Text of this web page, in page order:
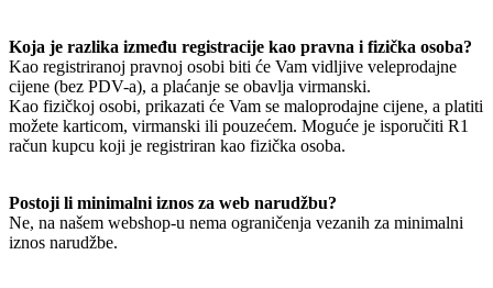
Koja je razlika između registracije kao pravna i fizička osoba?
Kao registriranoj pravnoj osobi biti će Vam vidljive veleprodajne
cijene (bez PDV-a), a plaćanje se obavlja virmanski.
Kao fizičkoj osobi, prikazati će Vam se maloprodajne cijene, a platiti
možete karticom, virmanski ili pouzećem. Moguće je isporučiti R1
račun kupcu koji je registriran kao fizička osoba.
Postoji li minimalni iznos za web narudžbu?
Ne, na našem webshop-u nema ograničenja vezanih za minimalni
iznos narudžbe.